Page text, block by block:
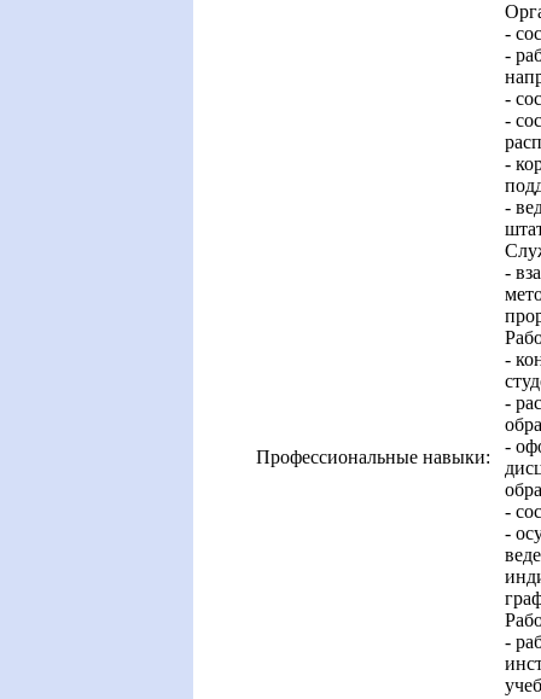
Профессиональные навыки:
-
-
-
-
-
-
-
-
-
-
-
-
-